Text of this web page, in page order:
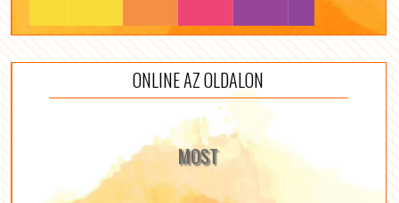
ONLINE AZ OLDALON
MOST